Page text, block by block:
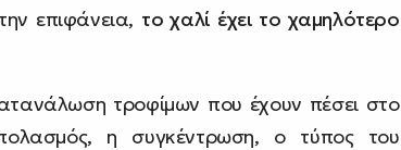
επιφάνεια, το χαλί έχει το χαμηλότερο
τροφίμων που έχουν πέσει στο
η συγκέντρωση, ο τύπος του